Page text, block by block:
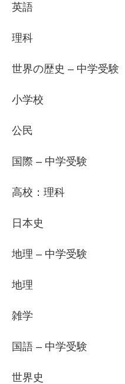
英語
理科
世界の歴史 – 中学受験
小学校
公民
国際 – 中学受験
高校：理科
日本史
地理 – 中学受験
地理
雑学
国語 – 中学受験
世界史